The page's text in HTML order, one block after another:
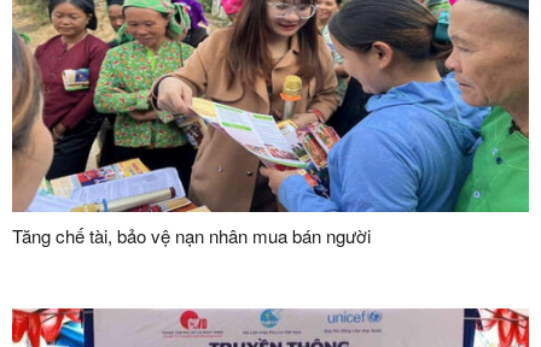
Tăng chế tài, bảo vệ nạn nhân mua bán người